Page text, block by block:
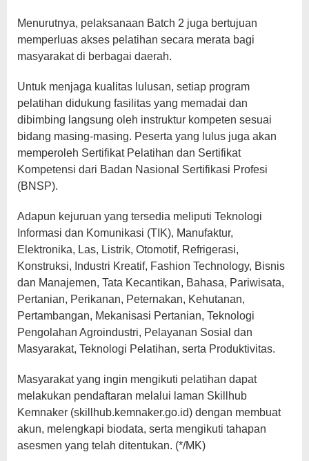
Menurutnya, pelaksanaan Batch 2 juga bertujuan
memperluas akses pelatihan secara merata bagi
masyarakat di berbagai daerah.
Untuk menjaga kualitas lulusan, setiap program
pelatihan didukung fasilitas yang memadai dan
dibimbing langsung oleh instruktur kompeten sesuai
bidang masing-masing. Peserta yang lulus juga akan
memperoleh Sertifikat Pelatihan dan Sertifikat
Kompetensi dari Badan Nasional Sertifikasi Profesi
(BNSP).
Adapun kejuruan yang tersedia meliputi Teknologi
Informasi dan Komunikasi (TIK), Manufaktur,
Elektronika, Las, Listrik, Otomotif, Refrigerasi,
Konstruksi, Industri Kreatif, Fashion Technology, Bisnis
dan Manajemen, Tata Kecantikan, Bahasa, Pariwisata,
Pertanian, Perikanan, Peternakan, Kehutanan,
Pertambangan, Mekanisasi Pertanian, Teknologi
Pengolahan Agroindustri, Pelayanan Sosial dan
Masyarakat, Teknologi Pelatihan, serta Produktivitas.
Masyarakat yang ingin mengikuti pelatihan dapat
melakukan pendaftaran melalui laman Skillhub
Kemnaker (skillhub.kemnaker.go.id) dengan membuat
akun, melengkapi biodata, serta mengikuti tahapan
asesmen yang telah ditentukan. (*/MK)